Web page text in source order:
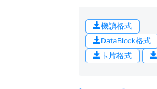
機讀格式
DataBlock格式
卡片格式